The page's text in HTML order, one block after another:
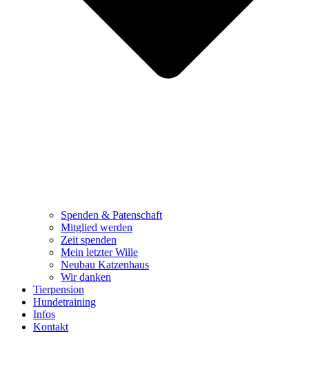
Spenden & Patenschaft
Mitglied werden
Zeit spenden
Mein letzter Wille
Neubau Katzenhaus
Wir danken
Tierpension
Hundetraining
Infos
Kontakt